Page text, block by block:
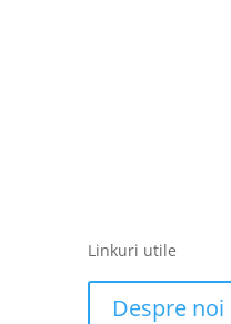
Linkuri utile
Despre noi